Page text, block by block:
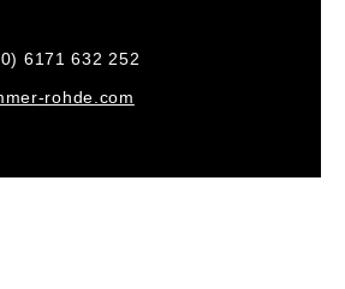
6171 632 252
rohde.com